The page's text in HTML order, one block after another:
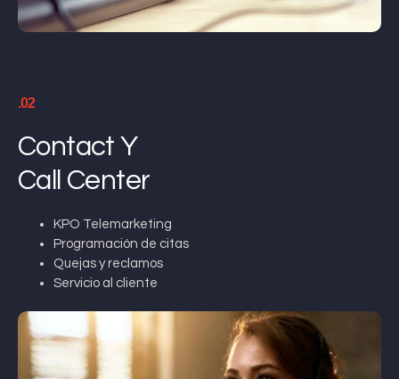
.02
Contact Y
Call Center
KPO Telemarketing
Programación de citas
Quejas y reclamos
Servicio al cliente